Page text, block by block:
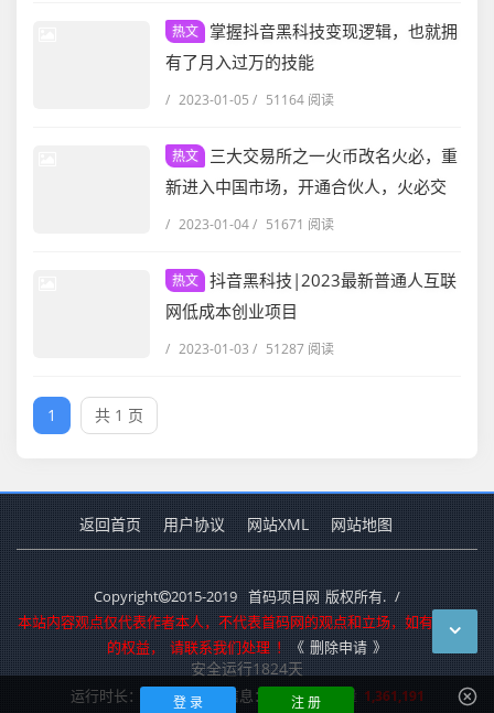
热文
掌握抖音黑科技变现逻辑，也就拥
有了月入过万的技能
/ 2023-01-05 / 51164 阅读
热文
三大交易所之一火币改名火必，重
新进入中国市场，开通合伙人，火必交
易所返佣免费开通
/ 2023-01-04/ 51671 阅读
热文 抖音黑科技|2023最新普通人互联
网低成本创业项目
/ 2023-01-03 / 51287 阅读
1 共 1 页
返回首页 用户协议 网站XML 网站地图
Copyright 2015-2019 首码项目网 版权所有. /
本站内容观点仅代表作者本人，不代表首码网的观点和立场，如有侵犯您
的权益， 请联系我们处理 ！《 删除申请 》
安全运行1824天
运行时长：0.247秒 查询信息：36 次总访问量 1,361,191
登 录 注 册